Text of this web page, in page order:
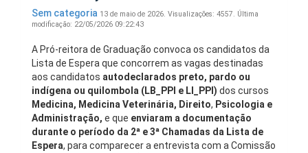
Sem categoria 13 de maio de 2026. Visualizações: 4557. Última
modificação: 22/05/2026 09:22:43
A Pró-reitora de Graduação convoca os candidatos da
Lista de Espera que concorrem as vagas destinadas
aos candidatos autodeclarados preto, pardo ou
indígena ou quilombola (LB_PPI e LI_PPI) dos cursos
Medicina, Medicina Veterinária, Direito, Psicologia e
Administração, e que enviaram a documentação
durante o período da 2ª e 3ª Chamadas da Lista de
Espera, para comparecer a entrevista com a Comissão